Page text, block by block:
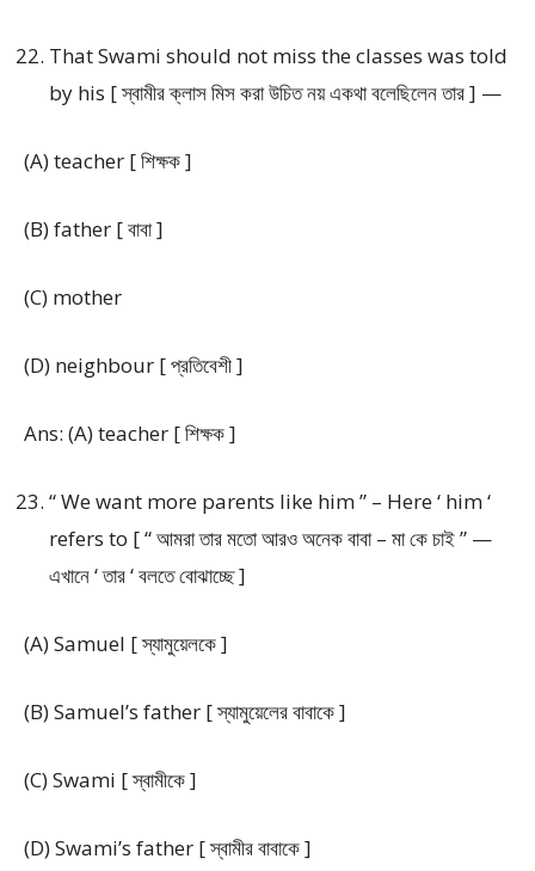
That Swami should not miss the classes was told
by his [ স্বামীর ক্লাস মিস করা উচিত নয় একথা বলেছিলেন তার ] —
(A) teacher [ শিক্ষক ]
(B) father [ বাবা ]
(C) mother
(D) neighbour [ প্রতিবেশী ]
Ans: (A) teacher [ শিক্ষক ]
“ We want more parents like him ” – Here ‘ him ‘
refers to [ “ আমরা তার মতো আরও অনেক বাবা – মা কে চাই ” —
এখানে ‘ তার ‘ বলতে বোঝাচ্ছে ]
(A) Samuel [ স্যামুয়েলকে ]
(B) Samuel’s father [ স্যামুয়েলের বাবাকে ]
(C) Swami [ স্বামীকে ]
(D) Swami’s father [ স্বামীর বাবাকে ]